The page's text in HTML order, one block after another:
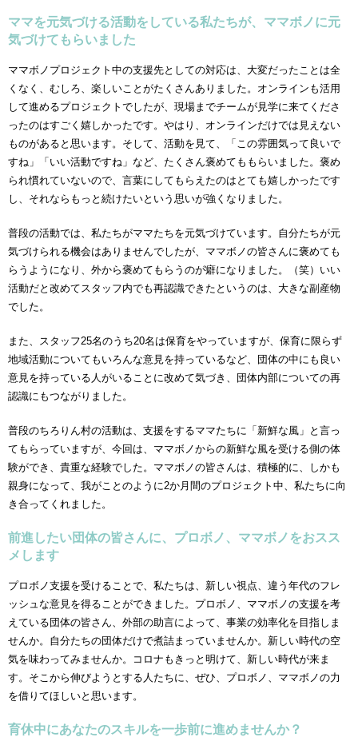
ママを元気づける活動をしている私たちが、ママボノに元
気づけてもらいました
ママボノプロジェクト中の支援先としての対応は、大変だったことは全
くなく、むしろ、楽しいことがたくさんありました。オンラインも活用
して進めるプロジェクトでしたが、現場までチームが見学に来てくださ
ったのはすごく嬉しかったです。やはり、オンラインだけでは見えない
ものがあると思います。そして、活動を見て、「この雰囲気って良いで
すね」「いい活動ですね」など、たくさん褒めてももらいました。褒め
られ慣れていないので、言葉にしてもらえたのはとても嬉しかったです
し、それならもっと続けたいという思いが強くなりました。
普段の活動では、私たちがママたちを元気づけています。自分たちが元
気づけられる機会はありませんでしたが、ママボノの皆さんに褒めても
らうようになり、外から褒めてもらうのが癖になりました。（笑）いい
活動だと改めてスタッフ内でも再認識できたというのは、大きな副産物
でした。
また、スタッフ25名のうち20名は保育をやっていますが、保育に限らず
地域活動についてもいろんな意見を持っているなど、団体の中にも良い
意見を持っている人がいることに改めて気づき、団体内部についての再
認識にもつながりました。
普段のちろりん村の活動は、支援をするママたちに「新鮮な風」と言っ
てもらっていますが、今回は、ママボノからの新鮮な風を受ける側の体
験ができ、貴重な経験でした。ママボノの皆さんは、積極的に、しかも
親身になって、我がことのように2か月間のプロジェクト中、私たちに向
き合ってくれました。
前進したい団体の皆さんに、プロボノ、ママボノをおスス
メします
プロボノ支援を受けることで、私たちは、新しい視点、違う年代のフレ
ッシュな意見を得ることができました。プロボノ、ママボノの支援を考
えている団体の皆さん、外部の助言によって、事業の効率化を目指しま
せんか。自分たちの団体だけで煮詰まっていませんか。新しい時代の空
気を味わってみませんか。コロナもきっと明けて、新しい時代が来ま
す。そこから伸びようとする人たちに、ぜひ、プロボノ、ママボノの力
を借りてほしいと思います。
育休中にあなたのスキルを一歩前に進めませんか？